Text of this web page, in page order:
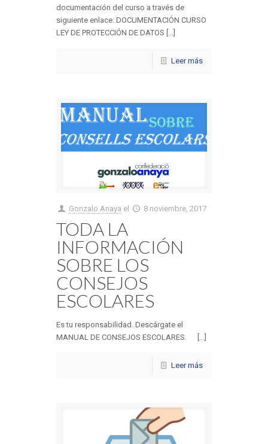
documentación del curso a través de
siguiente enlace: DOCUMENTACIÓN CURSO
LEY DE PROTECCIÓN DE DATOS [...]
Leer más
Gonzalo Anaya el 8 noviembre, 2017
TODA LA
INFORMACIÓN
SOBRE LOS
CONSEJOS
ESCOLARES
Es tu responsabilidad. Descárgate el
MANUAL DE CONSEJOS ESCOLARES. [...]
Leer más